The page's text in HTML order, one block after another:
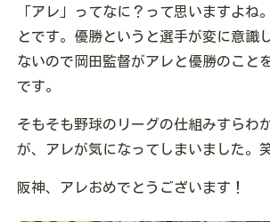
「アレ」ってなに？って思いますよね
とです。優勝というと選手が変に意識
ないので岡田監督がアレと優勝のこと
です。
そもそも野球のリーグの仕組みすらわ
が、アレが気になってしまいました。
阪神、アレおめでとうございます！